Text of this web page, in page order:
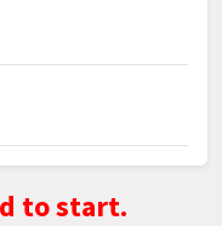
to start.